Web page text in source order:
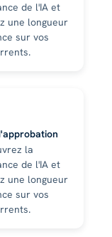
de l'IA et
une longueur
sur vos
la
de l'IA et
une longueur
sur vos